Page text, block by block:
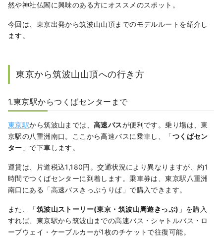
然や神社仏閣に興味のある方にオススメのスポット。
今回は、東京出発から筑波山山頂までのモデルルートを紹介し
ます。
東京から筑波山山頂への行き方
1.東京駅からつくばセンターまで
東京駅から筑波山までは、高速バスが便利です。乗り場は、東
京駅の八重洲南口。ここから高速バスに乗車し、「つくばセン
ター 」で下車します。
運賃は、片道税込1,180円。交通状況により異なりますが、約1
時間でつくばセンターに到着します。乗車券は、東京駅八重洲
南口にある「高速バスきっぷうりば」で購入できます。
また、「筑波山ストーリー(東京・筑波山周遊きっぷ) 」を購入
すれば、東京駅から筑波山までの高速バス・シャトルバス・ロ
ープウェイ・ケーブルカーが1枚のチケットで往復可能。